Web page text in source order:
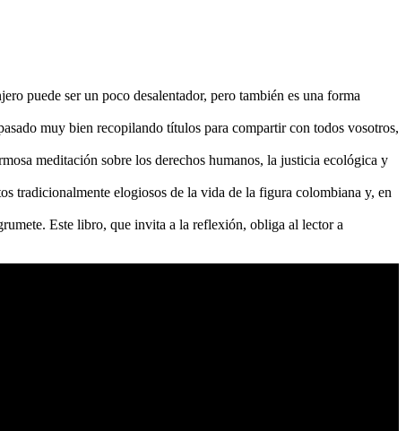
puede ser un poco desalentador, pero también es una forma
muy bien recopilando títulos para compartir con todos vosotros,
meditación sobre los derechos humanos, la justicia ecológica y
tradicionalmente elogiosos de la vida de la figura colombiana y, en
Este libro, que invita a la reflexión, obliga al lector a